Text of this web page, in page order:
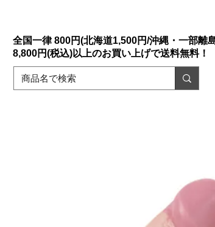
全国一律 800円(北海道1,500円/沖縄・一部離
8,800円(税込)以上のお買い上げで送料無料！